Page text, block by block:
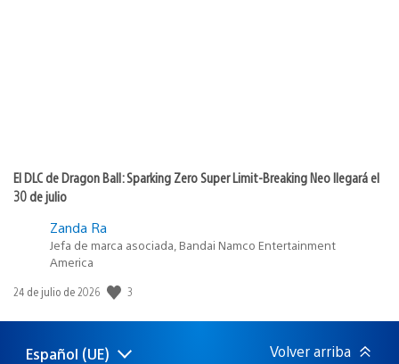
El DLC de Dragon Ball: Sparking Zero Super Limit-Breaking Neo llegará el
30 de julio
Zanda Ra
Jefa de marca asociada, Bandai Namco Entertainment
America
Fecha
publicación:
24 de julio de 2026 3
Español (UE) Volver arriba